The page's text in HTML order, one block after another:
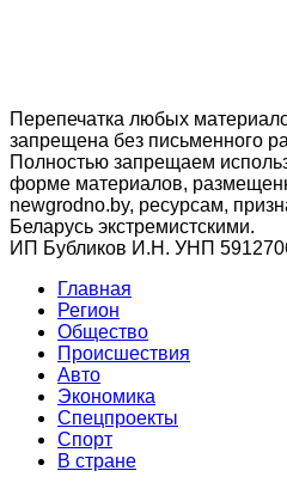
Перепечатка любых
запрещена без письменного
Полностью запрещаем
форме материалов,
newgrodno.by, ресурсам,
Беларусь экстремистскими.
ИП Бубликов И.Н. УНП
Главная
Регион
Общество
Происшествия
Авто
Экономика
Спецпроекты
Cпорт
В стране